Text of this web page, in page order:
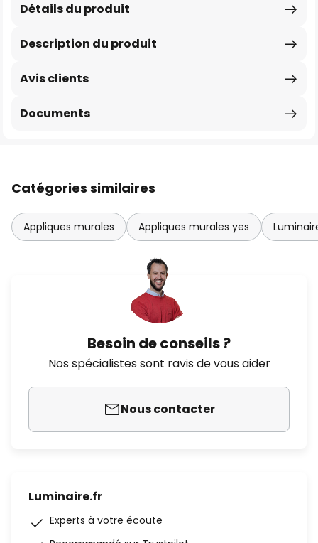
Description du produit
Détails du produit
Avis clients
Documents
Catégories similaires
Appliques murales Appliques murales yes
Besoin de conseils ?
Nos spécialistes sont ravis de vous aider
Nous contacter
Luminaire.fr
Experts à votre écoute